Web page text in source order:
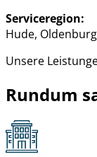
Serviceregion:
Hude,
Unsere
Rundum